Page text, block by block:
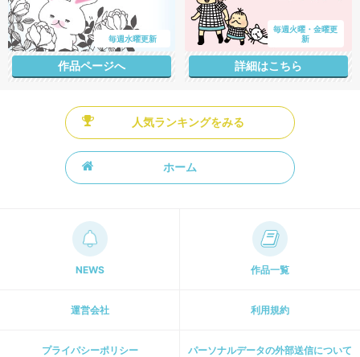
毎週水曜更新
作品ページへ
毎週火曜・金曜更
新
詳細はこちら
人気ランキングをみる
ホーム
NEWS 作品一覧
運営会社 利用規約
プライパシーポリシー パーソナルデータの外部送信について